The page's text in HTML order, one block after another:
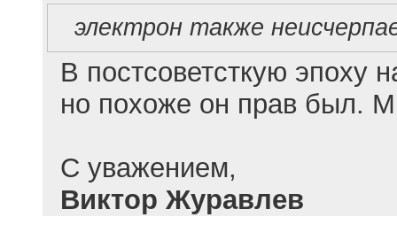
электрон также
В постсоветсткую эпоху
но похоже он прав был.
С уважением,
Виктор Журавлев